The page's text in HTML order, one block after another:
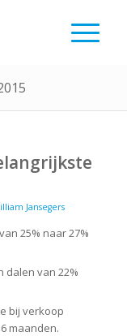
Jansegers
25% naar 27%
dalen van 22%
bij verkoop
maanden.